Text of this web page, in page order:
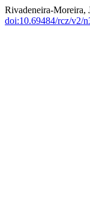
Rivadeneira-Moreira,
doi:10.69484/rcz/v2/